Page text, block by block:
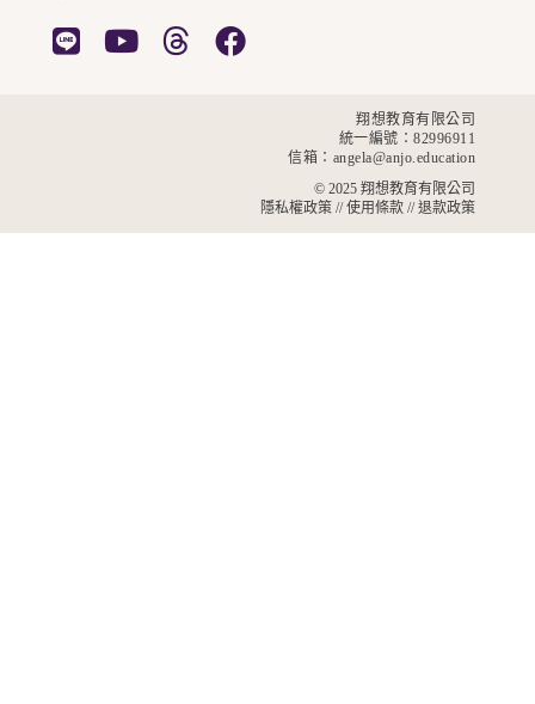
© 2025翔想教育有限公司
隱私權政策 //使用條款 //退款政策
翔想教育有限公司
統一編號：82996911
信箱：angela@anjo.education